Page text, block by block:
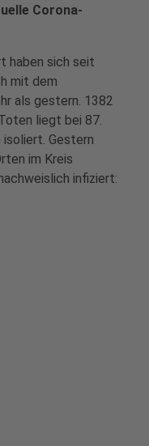
Corona-
haben sich seit
mit dem
als gestern. 1382
liegt bei 87.
Gestern
im Kreis
infiziert: